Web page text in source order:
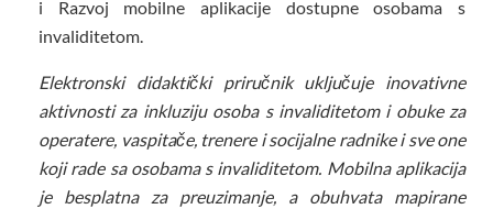
i Razvoj mobilne aplikacije dostupne osobama s
invaliditetom.
Elektronski didaktički priručnik uključuje inovativne
aktivnosti za inkluziju osoba s invaliditetom i obuke za
operatere, vaspitače, trenere i socijalne radnike i sve one
koji rade sa osobama s invaliditetom. Mobilna aplikacija
je besplatna za preuzimanje, a obuhvata mapirane